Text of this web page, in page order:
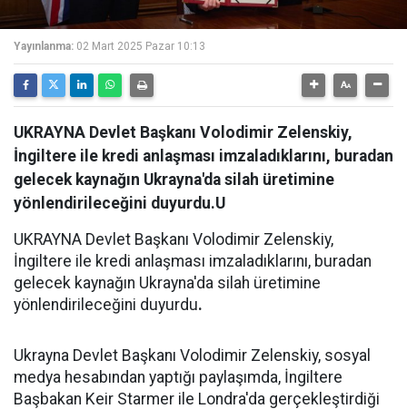
Yayınlanma: 02 Mart 2025 Pazar 10:13
UKRAYNA Devlet Başkanı Volodimir Zelenskiy,
İngiltere ile kredi anlaşması imzaladıklarını, buradan
gelecek kaynağın Ukrayna'da silah üretimine
yönlendirileceğini duyurdu.U
UKRAYNA Devlet Başkanı Volodimir Zelenskiy,
İngiltere ile kredi anlaşması imzaladıklarını, buradan
gelecek kaynağın Ukrayna'da silah üretimine
yönlendirileceğini duyurdu.
Ukrayna Devlet Başkanı Volodimir Zelenskiy, sosyal
medya hesabından yaptığı paylaşımda, İngiltere
Başbakan Keir Starmer ile Londra'da gerçekleştirdiği